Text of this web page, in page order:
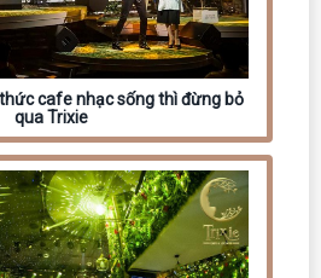
cafe nhạc sống thì đừng bỏ
qua Trixie